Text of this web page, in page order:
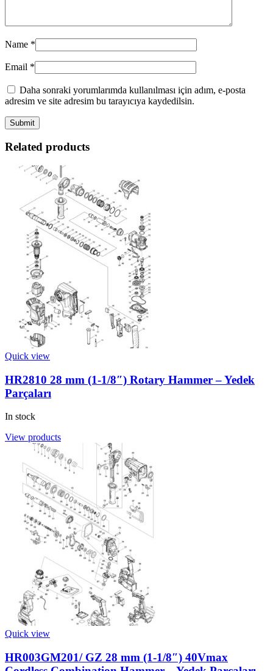
Name *
Email *
Daha sonraki yorumlarımda kullanılması için adım, e-posta
adresim ve site adresim bu tarayıcıya kaydedilsin.
Related products
Quick view
HR2810 28 mm (1-1/8″) Rotary Hammer – Yedek
Parçaları
In stock
View products
Quick view
HR003GM201/ GZ 28 mm (1-1/8″) 40Vmax